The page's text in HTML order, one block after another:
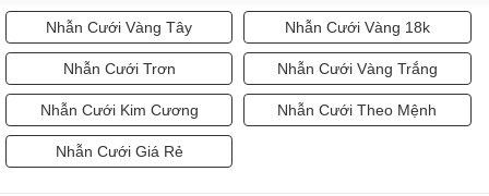
Nhẫn Cưới Vàng Tây Nhẫn Cưới Vàng 18k
Nhẫn Cưới Trơn Nhẫn Cưới Vàng Trắng
Nhẫn Cưới Kim Cương Nhẫn Cưới Theo Mệnh
Nhẫn Cưới Giá Rẻ